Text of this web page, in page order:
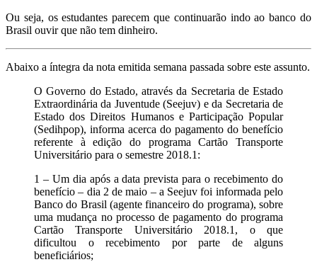
Ou seja, os estudantes parecem que continuarão indo ao banco do
Brasil ouvir que não tem dinheiro.
Abaixo a íntegra da nota emitida semana passada sobre este assunto.
O Governo do Estado, através da Secretaria de Estado
Extraordinária da Juventude (Seejuv) e da Secretaria de
Estado dos Direitos Humanos e Participação Popular
(Sedihpop), informa acerca do pagamento do benefício
referente à edição do programa Cartão Transporte
Universitário para o semestre 2018.1:
1 – Um dia após a data prevista para o recebimento do
benefício – dia 2 de maio – a Seejuv foi informada pelo
Banco do Brasil (agente financeiro do programa), sobre
uma mudança no processo de pagamento do programa
Cartão Transporte Universitário 2018.1, o que
dificultou o recebimento por parte de alguns
beneficiários;